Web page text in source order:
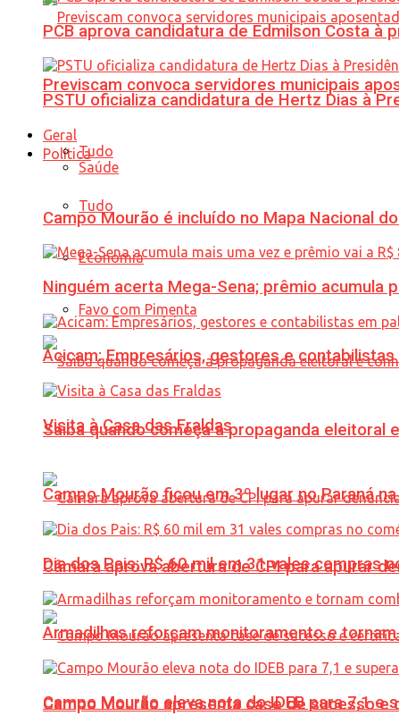
Previscam convoca servidores municipais
Política
Tudo
Economia
Favo com Pimenta
Saiba quando começa a propaganda eleitoral
Câmara aprova abertura de CPI para apurar
Campo Mourão apresenta case de sucesso
PCB aprova candidatura de Edmilson Costa à
PSTU oficializa candidatura de Hertz Dias à
Geral
Tudo
Saúde
Campo Mourão é incluído no Mapa Nacional
Ninguém acerta Mega-Sena; prêmio acumula
Acicam: Empresários, gestores e
Visita à Casa das Fraldas
Campo Mourão ficou em 3º lugar no Paraná
Dia dos Pais: R$ 60 mil em 31 vales compras
Armadilhas reforçam monitoramento e
Campo Mourão eleva nota do IDEB para 7,1